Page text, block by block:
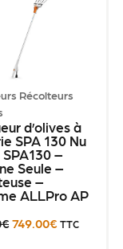
Récolteurs
d’olives à
SPA 130 Nu
–
Seule –
–
ALLPro AP
€ 749.00€ TTC